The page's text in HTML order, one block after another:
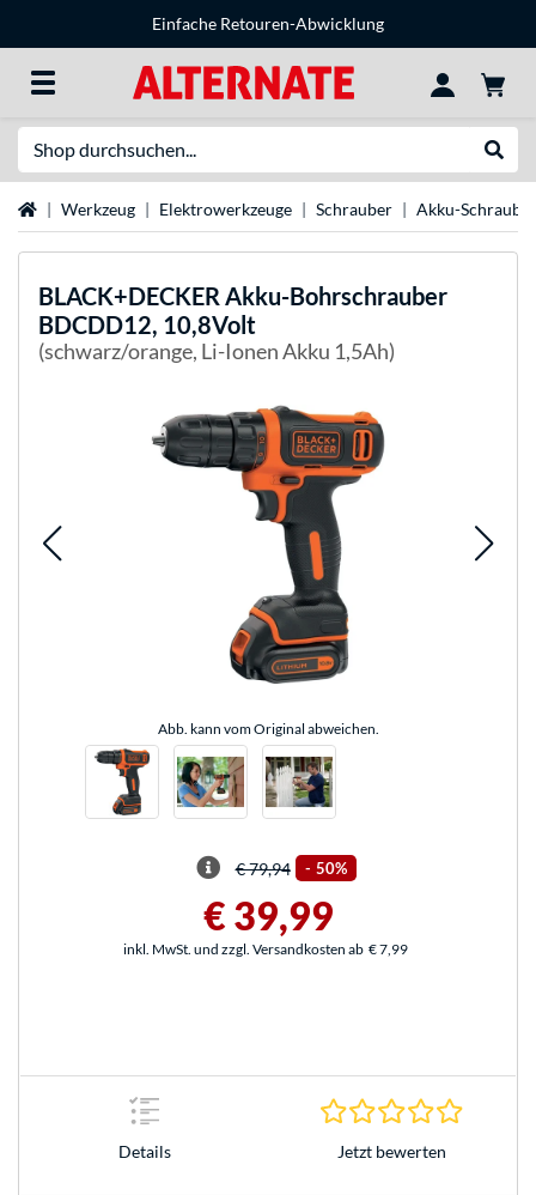
Einfache Retouren-Abwicklung
StartseiteWerkzeug Elektrowerkzeuge Schrauber Akku-Schrauber
BLACK+DECKER Akku-Bohrschrauber
BDCDD12, 10,8Volt
(schwarz/orange, Li-Ionen Akku 1,5Ah)
Abb. kann vom Original abweichen.
€ 79,94 - 50%
€ 39,99
inkl. MwSt. und zzgl. Versandkosten ab € 7,99
Details Jetzt bewerten